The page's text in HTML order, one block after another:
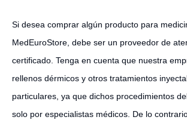
Si desea comprar algún producto para
MedEuroStore, debe ser un proveedor de
certificado. Tenga en cuenta que nuestra
rellenos dérmicos y otros tratamientos
particulares, ya que dichos procedimientos
solo por especialistas médicos. De lo